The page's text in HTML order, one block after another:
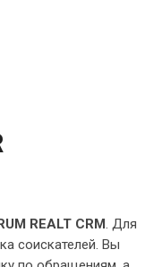
REALT CRM. Для
соискателей. Вы